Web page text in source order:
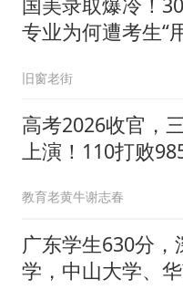
专业为何遭考生“
旧窗老街
高考2026收官，
上演！110打败
教育老黄牛谢志春
广东学生630分，
学，中山大学、